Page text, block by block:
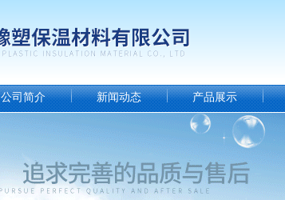
公司简介 新闻动态 产品展示